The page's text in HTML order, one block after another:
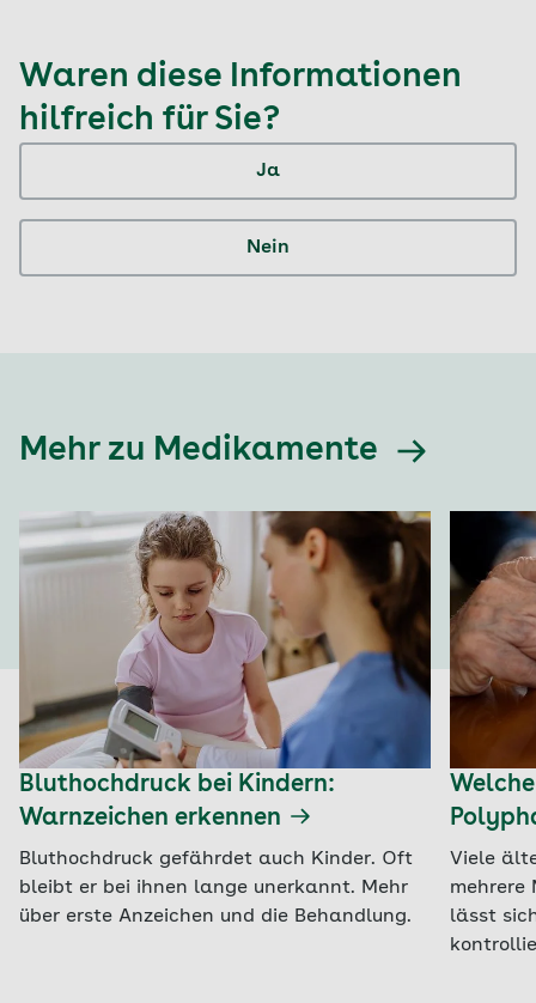
Waren diese Informationen
hilfreich für Sie?
Ja
Nein
Mehr zu Medikamente
Bluthochdruck bei Kindern:
Warnzeichen erkennen
Bluthochdruck gefährdet auch Kinder. Oft
bleibt er bei ihnen lange unerkannt. Mehr
über erste Anzeichen und die Behandlung.
Viele
mehrere
lässt